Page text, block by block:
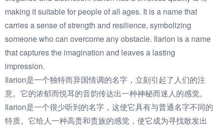
making it suitable for people of all ages. It is a name that
carries a sense of strength and resilience, symbolizing
someone who can overcome any obstacle. Ilarion is a name
that captures the imagination and leaves a lasting
impression.
Ilarion是一个独特而异国情调的名字，立刻引起了人们的注
意。它的浓郁而悦耳的音韵传达出一种神秘而迷人的感觉。
Ilarion是一个很少听到的名字，这使它具有与普通名字不同的
特质。它给人一种高贵和贵族的感觉，使它成为寻找散发出